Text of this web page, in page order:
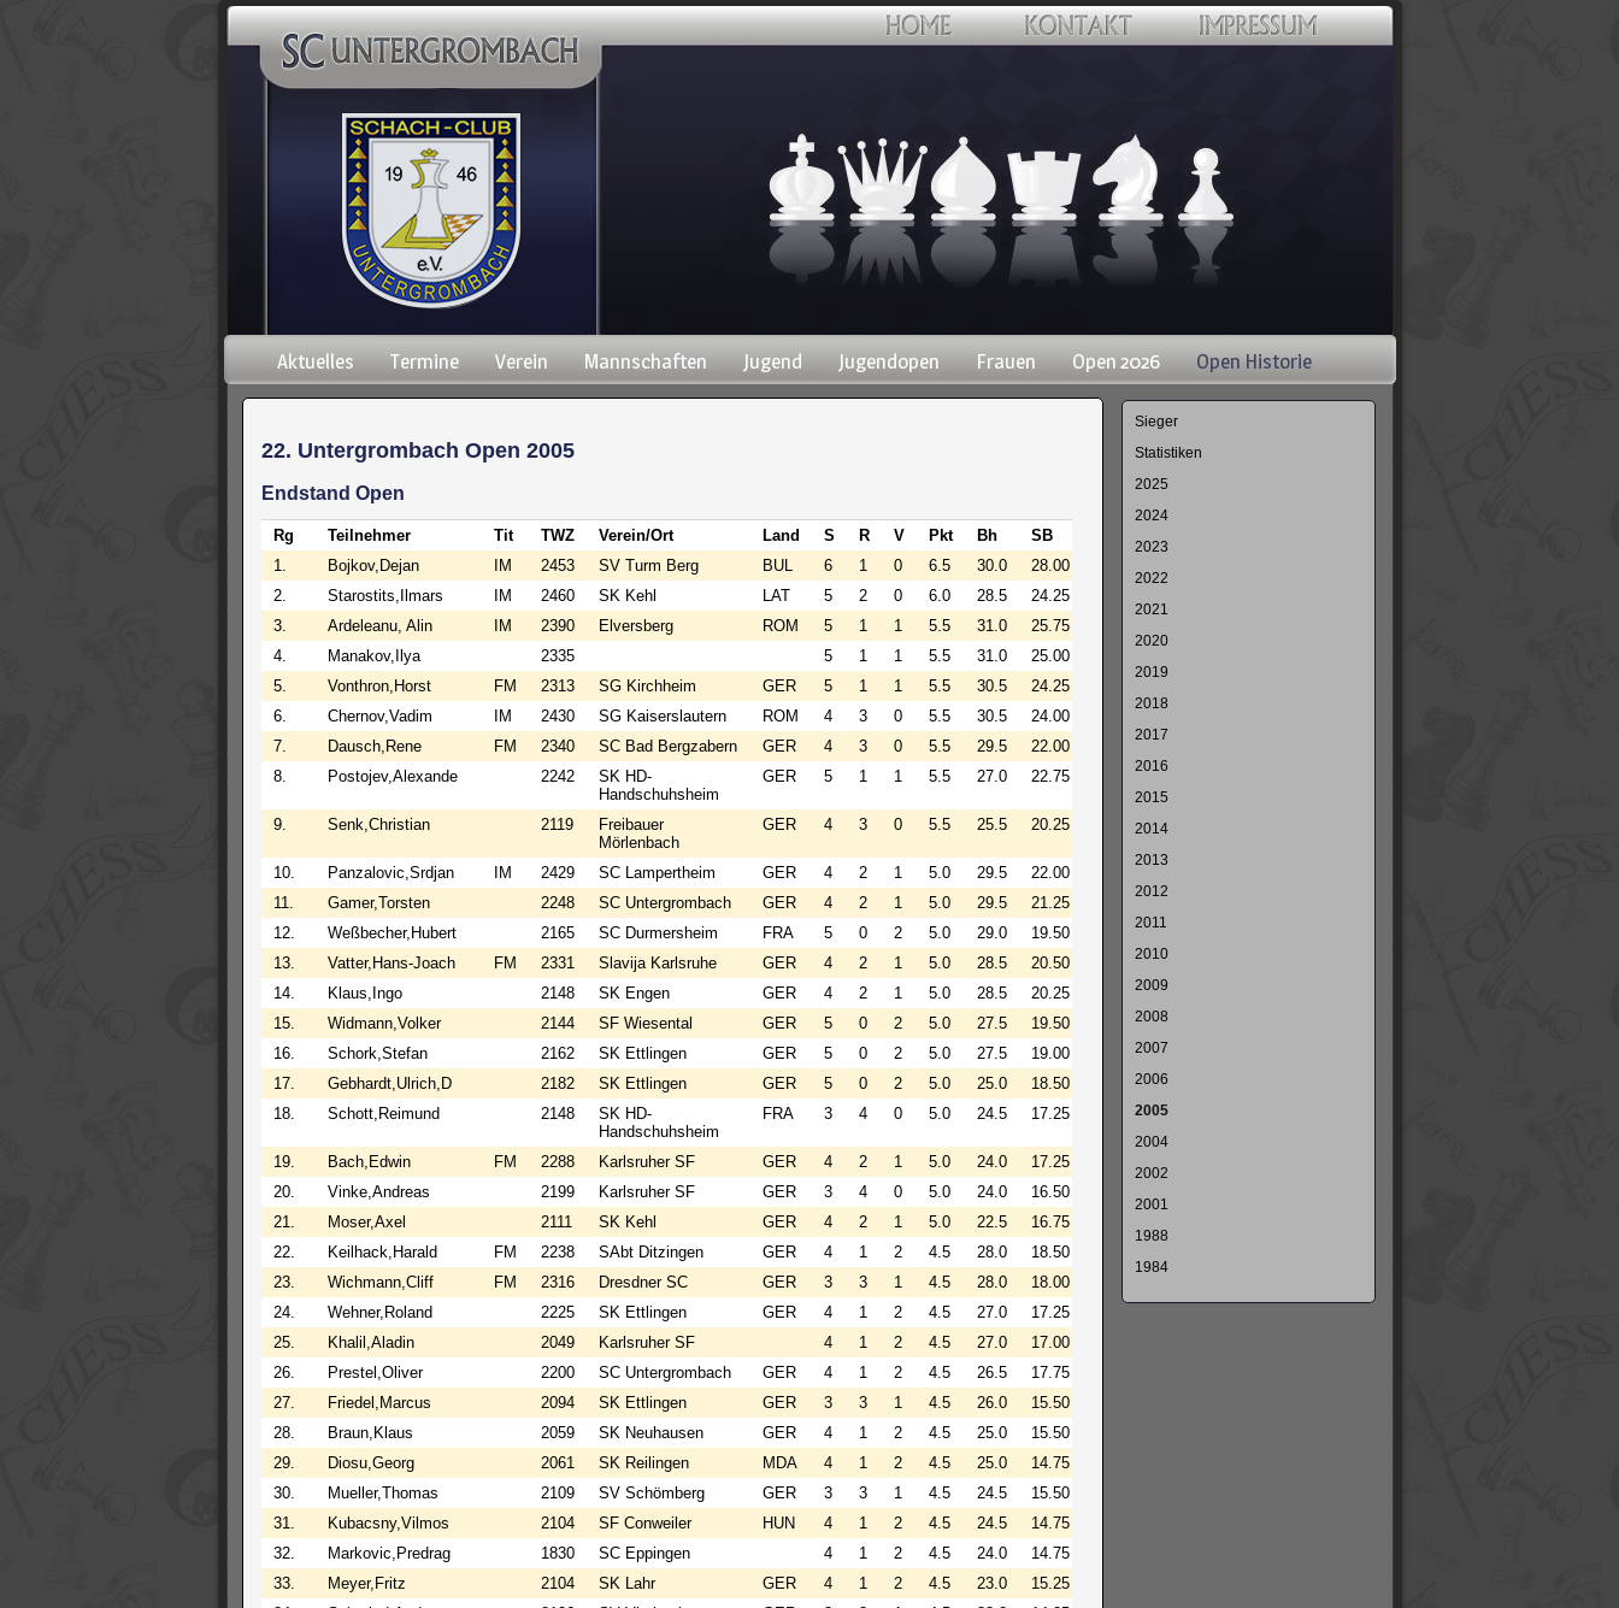
Navigation
überspringen
Aktuelles Termine Verein Mannschaften Jugend Jugendopen Frauen Open 2026 Open Historie
22. Untergrombach Open 2005
Endstand Open
Rg Teilnehmer Tit TWZ Verein/Ort Land S R V Pkt Bh
SB
1.
Bojkov,Dejan IM 2453 SV Turm Berg BUL 6 1 0 6.5 30.0
28.00
2.
Starostits,Ilmars IM 2460 SK Kehl LAT 5 2 0 6.0 28.5
24.25
3.
Ardeleanu, Alin IM 2390 Elversberg ROM 5 1 1 5.5 31.0
25.75
4.
Manakov,Ilya 2335 5 1 1 5.5 31.0
25.00
5.
Vonthron,Horst FM 2313 SG Kirchheim GER 5 1 1 5.5 30.5
24.25
6.
Chernov,Vadim IM 2430 SG Kaiserslautern ROM 4 3 0 5.5 30.5
24.00
7.
Dausch,Rene FM 2340 SC Bad Bergzabern GER 4 3 0 5.5 29.5
22.00
8.
Postojev,Alexande 2242
SK HD-
Handschuhsheim
GER 5 1 1 5.5 27.0 22.75
9. Senk,Christian 2119
Freibauer
Mörlenbach
GER 4 3 0 5.5 25.5 20.25
10. Panzalovic,Srdjan IM 2429 SC Lampertheim GER 4 2 1 5.0 29.5
22.00
11.
Gamer,Torsten 2248 SC Untergrombach GER 4 2 1 5.0 29.5
21.25
12.
Weßbecher,Hubert 2165 SC Durmersheim FRA 5 0 2 5.0 29.0
19.50
13.
Vatter,Hans-Joach FM 2331 Slavija Karlsruhe GER 4 2 1 5.0 28.5
20.50
14.
Klaus,Ingo 2148 SK Engen GER 4 2 1 5.0 28.5
20.25
15.
Widmann,Volker 2144 SF Wiesental GER 5 0 2 5.0 27.5
19.50
16.
Schork,Stefan 2162 SK Ettlingen GER 5 0 2 5.0 27.5
19.00
17.
Gebhardt,Ulrich,D 2182 SK Ettlingen GER 5 0 2 5.0 25.0
18.50
18.
Schott,Reimund 2148
SK HD-
Handschuhsheim
FRA 3 4 0 5.0 24.5 17.25
19. Bach,Edwin FM 2288 Karlsruher SF GER 4 2 1 5.0 24.0
17.25
20.
Vinke,Andreas 2199 Karlsruher SF GER 3 4 0 5.0 24.0
16.50
21.
Moser,Axel 2111 SK Kehl GER 4 2 1 5.0 22.5
16.75
22.
Keilhack,Harald FM 2238 SAbt Ditzingen GER 4 1 2 4.5 28.0
18.50
23.
Wichmann,Cliff FM 2316 Dresdner SC GER 3 3 1 4.5 28.0
18.00
24.
Wehner,Roland 2225 SK Ettlingen GER 4 1 2 4.5 27.0
17.25
25.
Khalil,Aladin 2049 Karlsruher SF 4 1 2 4.5 27.0
17.00
26.
Prestel,Oliver 2200 SC Untergrombach GER 4 1 2 4.5 26.5
17.75
27.
Friedel,Marcus 2094 SK Ettlingen GER 3 3 1 4.5 26.0
15.50
28.
Braun,Klaus 2059 SK Neuhausen GER 4 1 2 4.5 25.0
15.50
29.
Diosu,Georg 2061 SK Reilingen MDA 4 1 2 4.5 25.0
14.75
30.
Mueller,Thomas 2109 SV Schömberg GER 3 3 1 4.5 24.5
15.50
31.
Kubacsny,Vilmos 2104 SF Conweiler HUN 4 1 2 4.5 24.5
14.75
32.
Markovic,Predrag 1830 SC Eppingen 4 1 2 4.5 24.0
14.75
33.
Meyer,Fritz 2104 SK Lahr GER 4 1 2 4.5 23.0
15.25
Navigation
Sieger
Statistiken
2025
2024
2023
2022
2021
2020
2019
2018
2017
2016
2015
2014
2013
2012
2011
2010
2009
2008
2007
2006
2005
2004
2002
2001
1988
1984